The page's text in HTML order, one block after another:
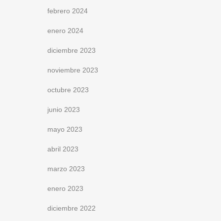
febrero 2024
enero 2024
diciembre 2023
noviembre 2023
octubre 2023
junio 2023
mayo 2023
abril 2023
marzo 2023
enero 2023
diciembre 2022